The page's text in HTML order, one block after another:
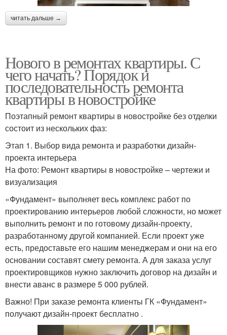
читать дальше →
Нового в ремонтах квартиры. С
чего начать? Порядок и
последовательность ремонта
квартиры в новостройке
Поэтапный ремонт квартиры в новостройке без отделки
состоит из нескольких фаз:
Этап 1. Выбор вида ремонта и разработки дизайн-
проекта интерьера
На фото: Ремонт квартиры в новостройке – чертежи и
визуализация
«Фундамент» выполняет весь комплекс работ по
проектированию интерьеров любой сложности, но может
выполнить ремонт и по готовому дизайн-проекту,
разработанному другой компанией. Если проект уже
есть, предоставьте его нашим менеджерам и они на его
основании составят смету ремонта. А для заказа услуг
проектировщиков нужно заключить договор на дизайн и
внести аванс в размере 5 000 рублей.
Важно! При заказе ремонта клиенты ГК «Фундамент»
получают дизайн-проект бесплатно .